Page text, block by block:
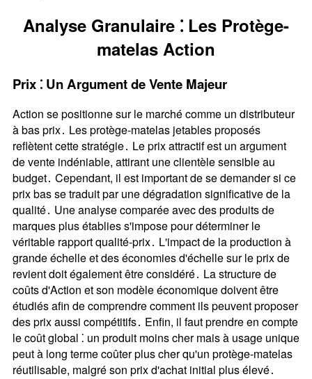
Analyse Granulaire ⁚ Les Protège-
matelas Action
Prix ⁚ Un Argument de Vente Majeur
Action se positionne sur le marché comme un distributeur
à bas prix․ Les protège-matelas jetables proposés
reflètent cette stratégie․ Le prix attractif est un argument
de vente indéniable, attirant une clientèle sensible au
budget․ Cependant, il est important de se demander si ce
prix bas se traduit par une dégradation significative de la
qualité․ Une analyse comparée avec des produits de
marques plus établies s'impose pour déterminer le
véritable rapport qualité-prix․ L'impact de la production à
grande échelle et des économies d'échelle sur le prix de
revient doit également être considéré․ La structure de
coûts d'Action et son modèle économique doivent être
étudiés afin de comprendre comment ils peuvent proposer
des prix aussi compétitifs․ Enfin, il faut prendre en compte
le coût global ⁚ un produit moins cher mais à usage unique
peut à long terme coûter plus cher qu'un protège-matelas
réutilisable, malgré son prix d'achat initial plus élevé․